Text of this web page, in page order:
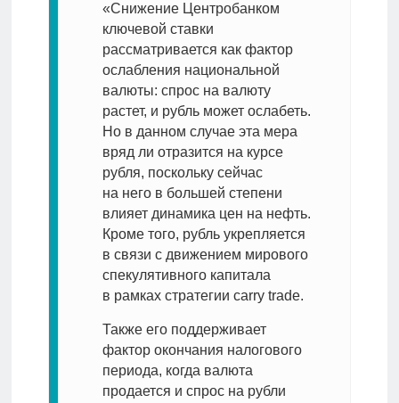
«Снижение Центробанком
ключевой ставки
рассматривается как фактор
ослабления национальной
валюты: спрос на валюту
растет, и рубль может ослабеть.
Но в данном случае эта мера
вряд ли отразится на курсе
рубля, поскольку сейчас
на него в большей степени
влияет динамика цен на нефть.
Кроме того, рубль укрепляется
в связи с движением мирового
спекулятивного капитала
в рамках стратегии carry trade.
Также его поддерживает
фактор окончания налогового
периода, когда валюта
продается и спрос на рубли